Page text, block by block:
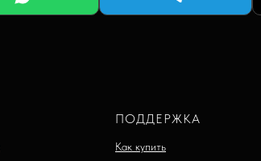
ПОДДЕРЖКА
Как купить